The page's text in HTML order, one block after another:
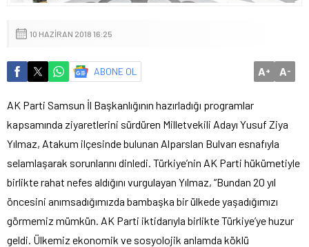
10 HAZIRAN 2018 16:25
ABONE OL A+ A-
AK Parti Samsun İl Başkanlığının hazırladığı programlar
kapsamında ziyaretlerini sürdüren Milletvekili Adayı Yusuf Ziya
Yılmaz, Atakum ilçesinde bulunan Alparslan Bulvarı esnafıyla
selamlaşarak sorunlarını dinledi. Türkiye’nin AK Parti hükümetiyle
birlikte rahat nefes aldığını vurgulayan Yılmaz, “Bundan 20 yıl
öncesini anımsadığımızda bambaşka bir ülkede yaşadığımızı
görmemiz mümkün. AK Parti iktidarıyla birlikte Türkiye’ye huzur
geldi. Ülkemiz ekonomik ve sosyolojik anlamda köklü